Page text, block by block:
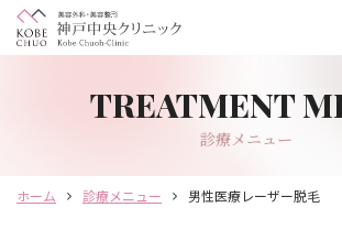
診療メニュー
ホーム 診療メニュー 男性医療レーザー脱毛